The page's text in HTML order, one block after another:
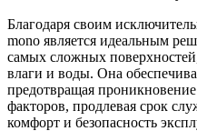
Благодаря своим
mono является идеальным
самых сложных
влаги и воды. Она
предотвращая
факторов, продлевая срок
комфорт и безопасность